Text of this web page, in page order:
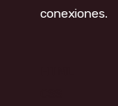
conexiones.